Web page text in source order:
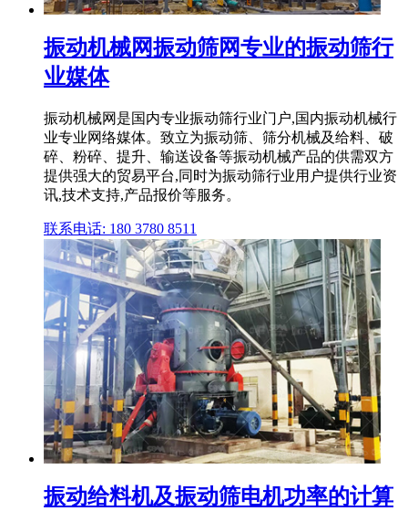
振动机械网振动筛网专业的振动筛行
业媒体
振动机械网是国内专业振动筛行业门户,国内振动机械行
业专业网络媒体。致立为振动筛、筛分机械及给料、破
碎、粉碎、提升、输送设备等振动机械产品的供需双方
提供强大的贸易平台,同时为振动筛行业用户提供行业资
讯,技术支持,产品报价等服务。
联系电话: 180 3780 8511
振动给料机及振动筛电机功率的计算